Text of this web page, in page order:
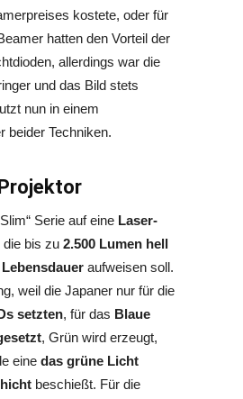
kostete, oder für
hatten den Vorteil der
allerdings war die
und das Bild stets
nun in einem
beider Techniken.
Serie auf eine Laser-
die bis zu 2.500 Lumen hell
aufweisen soll.
weil die Japaner nur für die
setzten, für das Blaue
, Grün wird erzeugt,
eine das grüne Licht
beschießt. Für die